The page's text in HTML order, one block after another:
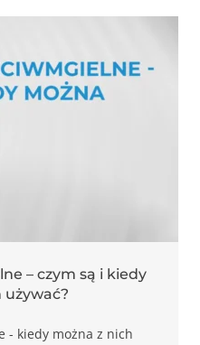
– czym są i kiedy
używać?
- kiedy można z nich